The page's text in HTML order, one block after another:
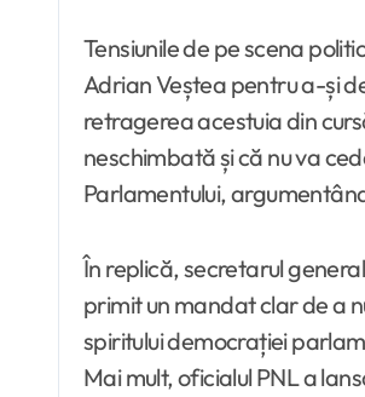
Tensiunile de pe scena
Adrian Veștea pentru a-și
retragerea acestuia din
neschimbată și că nu va
Parlamentului,
În replică, secretarul
primit un mandat clar de a
spiritului democrației
Mai mult, oficialul PNL a